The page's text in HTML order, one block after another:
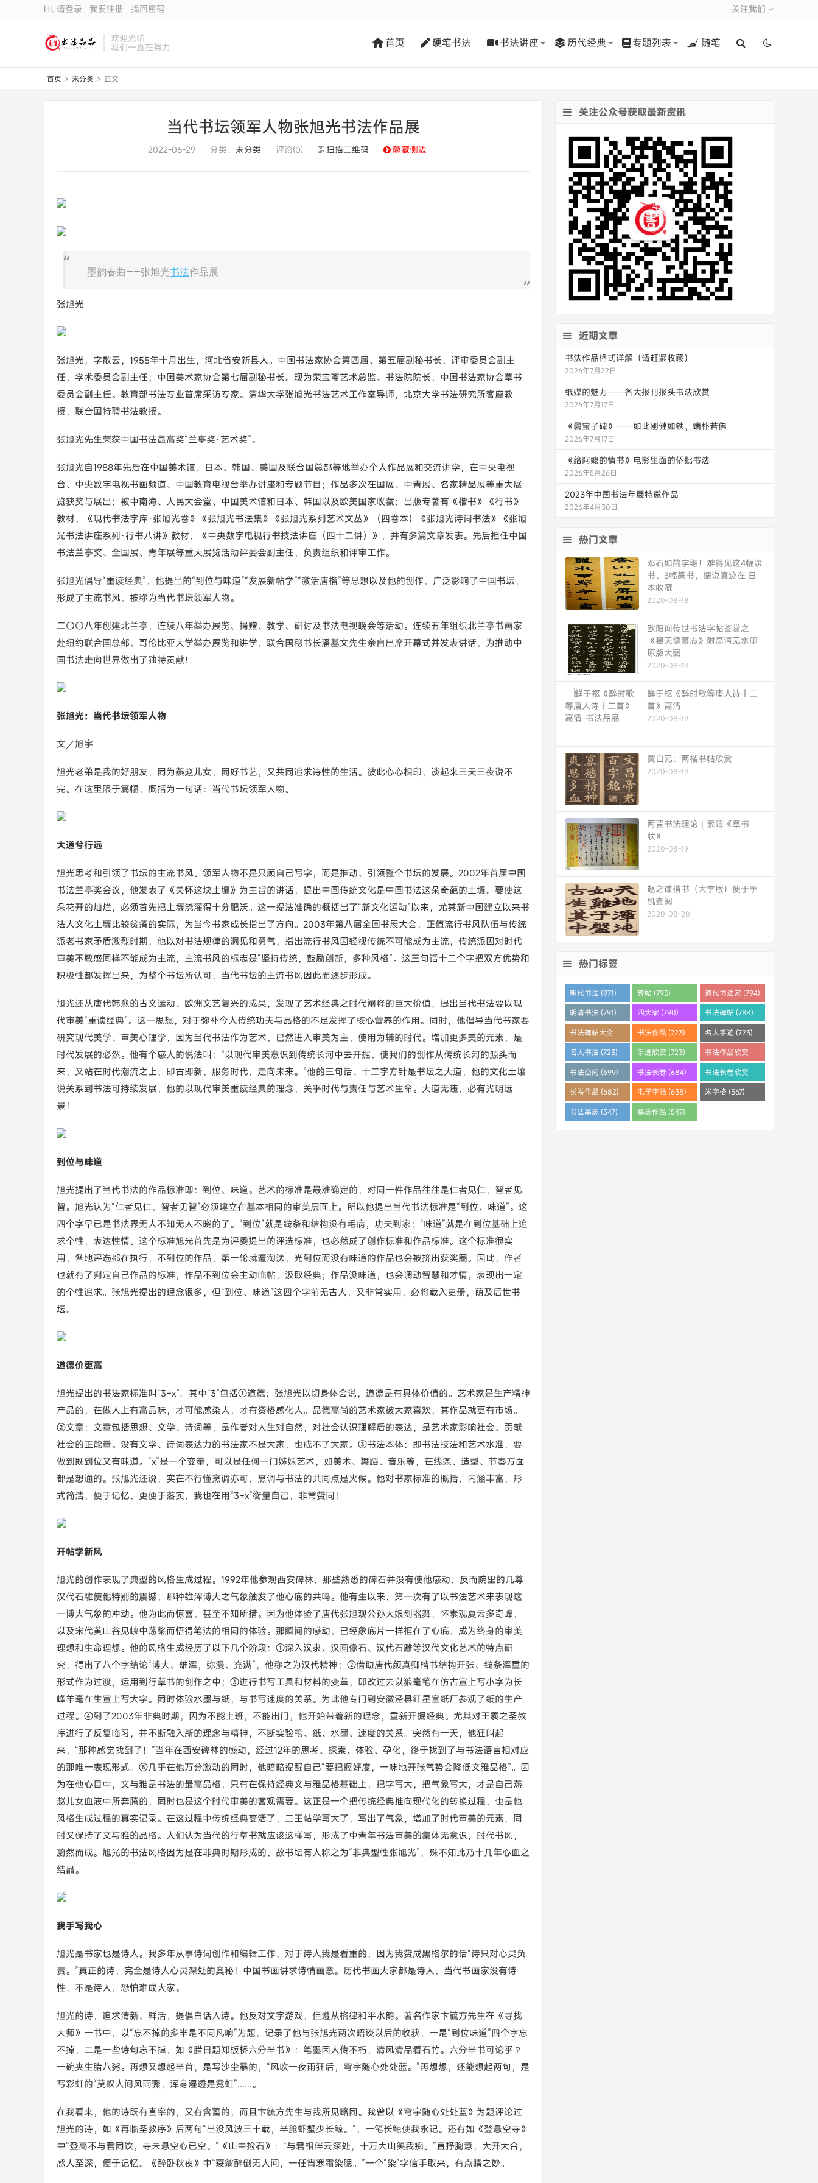
关注我们
Hi, 请登录 我要注册 找回密码
欢迎光临
我们一直在努力 首页 硬笔书法 书法讲座 历代经典 专题列表 随笔
首页 > 未分类 > 正文
当代书坛领军人物张旭光书法作品展
2022-06-29 分类： 未分类 评论(0) 扫描二维码 隐藏侧边
墨韵春曲——张旭光书法作品展
张旭光
张旭光，字散云，1955年十月出生，河北省安新县人。中国书法家协会第四届、第五届副秘书长，评审委员会副主
任，学术委员会副主任；中国美术家协会第七届副秘书长。现为荣宝斋艺术总监、书法院院长，中国书法家协会草书
委员会副主任。教育部书法专业首席采访专家。清华大学张旭光书法艺术工作室导师，北京大学书法研究所客座教
授，联合国特聘书法教授。
张旭光先生荣获中国书法最高奖“兰亭奖·艺术奖”。
张旭光自1988年先后在中国美术馆、日本、韩国、美国及联合国总部等地举办个人作品展和交流讲学，在中央电视
台、中央数字电视书画频道、中国教育电视台举办讲座和专题节目；作品多次在国展、中青展、名家精品展等重大展
览获奖与展出；被中南海、人民大会堂、中国美术馆和日本、韩国以及欧美国家收藏；出版专著有《楷书》《行书》
教材，《现代书法字库·张旭光卷》《张旭光书法集》《张旭光系列艺术文丛》（四卷本）《张旭光诗词书法》《张旭
光书法讲座系列·行书八讲》教材，《中央数字电视行书技法讲座（四十二讲）》，并有多篇文章发表。先后担任中国
书法兰亭奖、全国展、青年展等重大展览活动评委会副主任，负责组织和评审工作。
张旭光倡导“重读经典”，他提出的“到位与味道”“发展新帖学”“激活唐楷”等思想以及他的创作，广泛影响了中国书坛，
形成了主流书风，被称为当代书坛领军人物。
二〇〇八年创建北兰亭，连续八年举办展览、捐赠、教学、研讨及书法电视晚会等活动。连续五年组织北兰亭书画家
赴纽约联合国总部、哥伦比亚大学举办展览和讲学，联合国秘书长潘基文先生亲自出席开幕式并发表讲话，为推动中
国书法走向世界做出了独特贡献！
张旭光：当代书坛领军人物
文／旭宇
旭光老弟是我的好朋友，同为燕赵儿女，同好书艺，又共同追求诗性的生活。彼此心心相印，谈起来三天三夜说不
完。在这里限于篇幅，概括为一句话：当代书坛领军人物。
大道兮行远
旭光思考和引领了书坛的主流书风。领军人物不是只顾自己写字，而是推动、引领整个书坛的发展。2002年首届中国
书法兰亭奖会议，他发表了《关怀这块土壤》为主旨的讲话，提出中国传统文化是中国书法这朵奇葩的土壤。要使这
朵花开的灿烂，必须首先把土壤浇灌得十分肥沃。这一提法准确的概括出了“新文化运动”以来，尤其新中国建立以来书
法人文化土壤比较贫瘠的实际，为当今书家成长指出了方向。2003年第八届全国书展大会，正值流行书风队伍与传统
派老书家矛盾激烈时期，他以对书法规律的洞见和勇气，指出流行书风因轻视传统不可能成为主流，传统派因对时代
审美不敏感同样不能成为主流，主流书风的标志是“坚持传统，鼓励创新，多种风格”。这三句话十二个字把双方优势和
积极性都发挥出来，为整个书坛所认可，当代书坛的主流书风因此而逐步形成。
旭光还从唐代韩愈的古文运动、欧洲文艺复兴的成果，发现了艺术经典之时代阐释的巨大价值，提出当代书法要以现
代审美“重读经典”。这一思想，对于弥补今人传统功夫与品格的不足发挥了核心营养的作用。同时，他倡导当代书家要
研究现代美学、审美心理学，因为当代书法作为艺术，已然进入审美为主，使用为辅的时代。增加更多美的元素，是
时代发展的必然。他有个感人的说法叫：“以现代审美意识到传统长河中去开掘，使我们的创作从传统长河的源头而
来，又站在时代潮流之上，即古即新，服务时代，走向未来。”他的三句话、十二字方针是书坛之大道，他的文化土壤
说关系到书法可持续发展，他的以现代审美重读经典的理念，关乎时代与责任与艺术生命。大道无违，必有光明远
景！
到位与味道
旭光提出了当代书法的作品标准即：到位、味道。艺术的标准是最难确定的，对同一件作品往往是仁者见仁，智者见
智。旭光认为“仁者见仁，智者见智”必须建立在基本相同的审美层面上。所以他提出当代书法标准是“到位、味道”。这
四个字早已是书法界无人不知无人不晓的了。“到位”就是线条和结构没有毛病，功夫到家；“味道”就是在到位基础上追
求个性，表达性情。这个标准旭光首先是为评委提出的评选标准，也必然成了创作标准和作品标准。这个标准很实
用，各地评选都在执行，不到位的作品，第一轮就遭淘汰，光到位而没有味道的作品也会被挤出获奖圈。因此，作者
也就有了判定自己作品的标准，作品不到位会主动临帖，汲取经典；作品没味道，也会调动智慧和才情，表现出一定
的个性追求。张旭光提出的理念很多，但“到位、味道”这四个字前无古人，又非常实用，必将载入史册，荫及后世书
坛。
道德价更高
旭光提出的书法家标准叫“3+x”。其中“3”包括①道德：张旭光以切身体会说，道德是有具体价值的。艺术家是生产精神
产品的，在做人上有高品味，才可能感染人，才有资格感化人。品德高尚的艺术家被大家喜欢，其作品就更有市场。
②文章：文章包括思想、文学、诗词等，是作者对人生对自然，对社会认识理解后的表达，是艺术家影响社会、贡献
社会的正能量。没有文学、诗词表达力的书法家不是大家，也成不了大家。③书法本体：即书法技法和艺术水准，要
做到既到位又有味道。“x”是一个变量，可以是任何一门姊妹艺术，如美术、舞蹈、音乐等，在线条、造型、节奏方面
都是想通的。张旭光还说，实在不行懂烹调亦可，烹调与书法的共同点是火候。他对书家标准的概括，内涵丰富，形
式简洁，便于记忆，更便于落实，我也在用“3+x”衡量自己，非常赞同！
开帖学新风
旭光的创作表现了典型的风格生成过程。1992年他参观西安碑林，那些熟悉的碑石并没有使他感动，反而院里的几尊
汉代石雕使他特别的震撼，那种雄浑博大之气象触发了他心底的共鸣。他有生以来，第一次有了以书法艺术来表现这
一博大气象的冲动。他为此而惊喜，甚至不知所措。因为他体验了唐代张旭观公孙大娘剑器舞，怀素观夏云多奇峰，
以及宋代黄山谷见峡中荡桨而悟得笔法的相同的体验。那瞬间的感动，已经象底片一样框在了心底，成为终身的审美
理想和生命理想。他的风格生成经历了以下几个阶段：①深入汉隶、汉画像石、汉代石雕等汉代文化艺术的特点研
究，得出了八个字结论“博大、雄浑，弥漫、充满”，他称之为汉代精神；②借助唐代颜真卿楷书结构开张、线条浑重的
形式作为过渡，运用到行草书的创作之中；③进行书写工具和材料的变革，即改过去以狼毫笔在仿古宣上写小字为长
峰羊毫在生宣上写大字。同时体验水墨与纸，与书写速度的关系。为此他专门到安徽泾县红星宣纸厂参观了纸的生产
过程。④到了2003年非典时期，因为不能上班，不能出门，他开始带着新的理念，重新开掘经典。尤其对王羲之圣教
序进行了反复临习，并不断融入新的理念与精神，不断实验笔、纸、水墨、速度的关系。突然有一天，他狂叫起
来，“那种感觉找到了！”当年在西安碑林的感动，经过12年的思考、探索、体验、孕化，终于找到了与书法语言相对应
的那唯一表现形式。⑤几乎在他万分激动的同时，他暗暗提醒自己“要把握好度，一味地开张气势会降低文雅品格”。因
为在他心目中，文与雅是书法的最高品格，只有在保持经典文与雅品格基础上，把字写大，把气象写大，才是自己燕
赵儿女血液中所奔腾的，同时也是这个时代审美的客观需要。这正是一个把传统经典推向现代化的转换过程，也是他
风格生成过程的真实记录。在这过程中传统经典变活了，二王帖学写大了，写出了气象，增加了时代审美的元素，同
时又保持了文与雅的品格。人们认为当代的行草书就应该这样写，形成了中青年书法审美的集体无意识，时代书风，
蔚然而成。旭光的书法风格因为是在非典时期形成的，故书坛有人称之为“非典型性张旭光”，殊不知此乃十几年心血之
结晶。
我手写我心
旭光是书家也是诗人。我多年从事诗词创作和编辑工作，对于诗人我是看重的，因为我赞成黑格尔的话“诗只对心灵负
责。”真正的诗，完全是诗人心灵深处的奥秘！中国书画讲求诗情画意。历代书画大家都是诗人，当代书画家没有诗
性，不是诗人，恐怕难成大家。
旭光的诗，追求清新、鲜活，提倡白话入诗。他反对文字游戏，但遵从格律和平水韵。著名作家卞毓方先生在《寻找
大师》一书中，以“忘不掉的多半是不同凡响”为题，记录了他与张旭光两次晤谈以后的收获，一是“到位味道”四个字忘
不掉，二是一些诗句忘不掉，如《腊日题郑板桥六分半书》：笔墨因人传不朽，清风清品看石竹。六分半书可论乎？
一碗夹生腊八粥。再想又想起半首，是写沙尘暴的，“风吹一夜雨狂后，穹宇随心处处蓝。”再想想，还能想起两句，是
写彩虹的“莫叹人间风雨骤，浑身湿透是霓虹”......。
在我看来，他的诗既有直率的，又有含蓄的，而且卞毓方先生与我所见略同。我曾以《穹宇随心处处蓝》为题评论过
旭光的诗，如《再临圣教序》后两句“出没风波三十载，半舱虾蟹少长鲸。”，一笔长鲸使我永记。还有如《登悬空寺》
中“登高不与君同饮，寺未悬空心已空。”《山中捡石》：“与君相伴云深处，十万大山笑我痴。”直抒胸意，大开大合，
感人至深，便于记忆。《醉卧秋夜》中“蓑翁醉倒无人问，一任宵寒霜染腮。”一个“染”字信手取来，有点睛之妙。
关注公众号获取最新资讯
近期文章
书法作品格式详解（请赶紧收藏）
2026年7月22日
纸媒的魅力——各大报刊报头书法欣赏
2026年7月17日
《爨宝子碑》——如此刚健如铁，端朴若佛
2026年7月17日
《给阿嬷的情书》电影里面的侨批书法
2026年5月26日
2023年中国书法年展特邀作品
2026年4月30日
热门文章
邓石如的字绝！难得见这4幅隶
书、3幅篆书，据说真迹在 日
本收藏
2020-08-18
欧阳询传世书法字帖鉴赏之
《翟天德墓志》附高清无水印
原版大图
2020-08-19
鲜于枢《醉时歌等唐人诗十二
首》高清
2020-08-19
黄自元：两楷书帖欣赏
2020-08-19
两晋书法理论｜索靖《草书
状》
2020-08-19
赵之谦楷书（大字版）便于手
机查阅
2020-08-20
热门标签
明代书法 (971) 碑帖 (795) 清代书法家 (794)
明清书法 (791) 四大家 (790) 书法碑帖 (784)
书法碑帖大全
(784)
书法作品 (723) 名人手迹 (723)
名人书法 (723) 手迹欣赏 (723)
书法作品欣赏
(710)
书法空间 (699) 书法长卷 (684)
书法长卷欣赏
(682)
长卷作品 (682) 电子字帖 (638) 米字格 (567)
书法墓志 (547) 墓志作品 (547)